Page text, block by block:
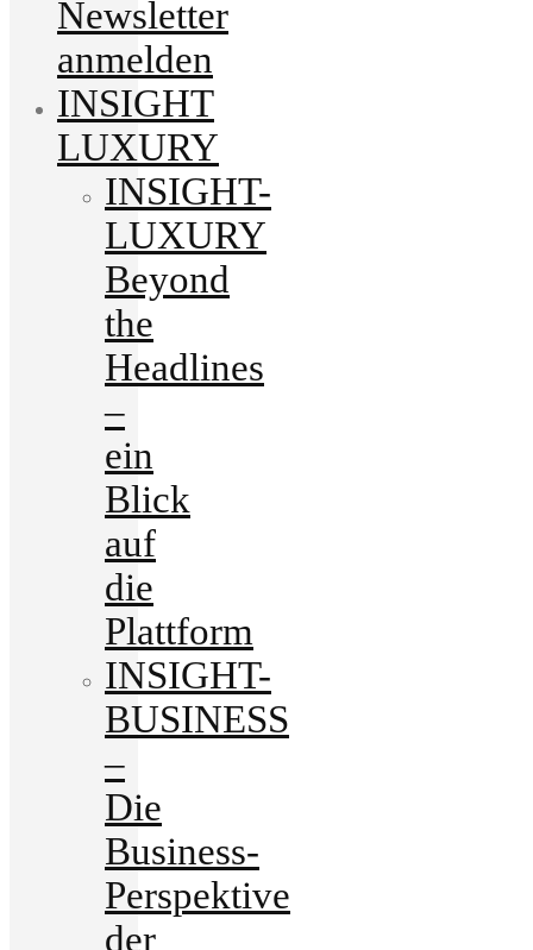
Newsletter
anmelden
INSIGHT
LUXURY
INSIGHT-
LUXURY
Beyond
the
Headlines
–
ein
Blick
auf
die
Plattform
INSIGHT-
BUSINESS
–
Die
Business-
Perspektive
der